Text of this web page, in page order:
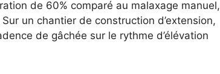
de 60% comparé au malaxage manuel,
un chantier de construction d’extension,
de gâchée sur le rythme d’élévation